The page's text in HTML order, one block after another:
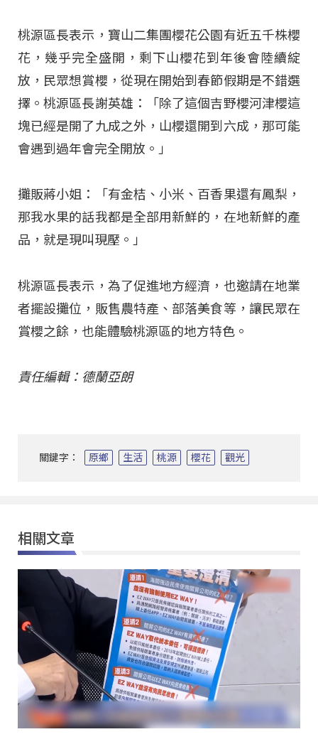
桃源區長表示，寶山二集團櫻花公園有近五千株櫻
花，幾乎完全盛開，剩下山櫻花到年後會陸續綻
放，民眾想賞櫻，從現在開始到春節假期是不錯選
擇。桃源區長謝英雄：「除了這個吉野櫻河津櫻這
塊已經是開了九成之外，山櫻還開到六成，那可能
會遇到過年會完全開放。」
攤販蔣小姐：「有金桔、小米、百香果還有鳳梨，
那我水果的話我都是全部用新鮮的，在地新鮮的產
品，就是現叫現壓。」
桃源區長表示，為了促進地方經濟，也邀請在地業
者擺設攤位，販售農特產、部落美食等，讓民眾在
賞櫻之餘，也能體驗桃源區的地方特色。
責任編輯：德蘭亞朗
關鍵字： 原鄉 生活 桃源 櫻花 觀光
相關文章